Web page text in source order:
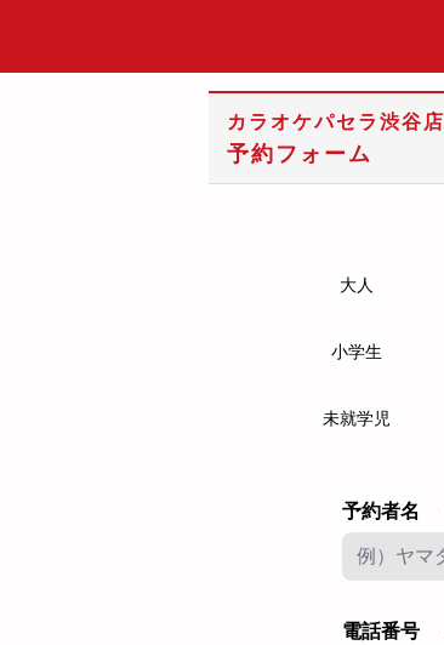
カラオケパセラ渋谷店
予約フォーム
大人
小学生
未就学児
予約者名
電話番号